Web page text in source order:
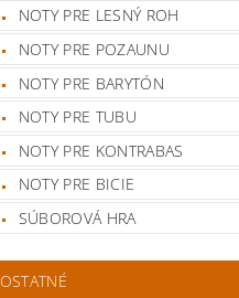
NOTY PRE LESNÝ ROH
NOTY PRE POZAUNU
NOTY PRE BARYTÓN
NOTY PRE TUBU
NOTY PRE KONTRABAS
NOTY PRE BICIE
SÚBOROVÁ HRA
OSTATNÉ